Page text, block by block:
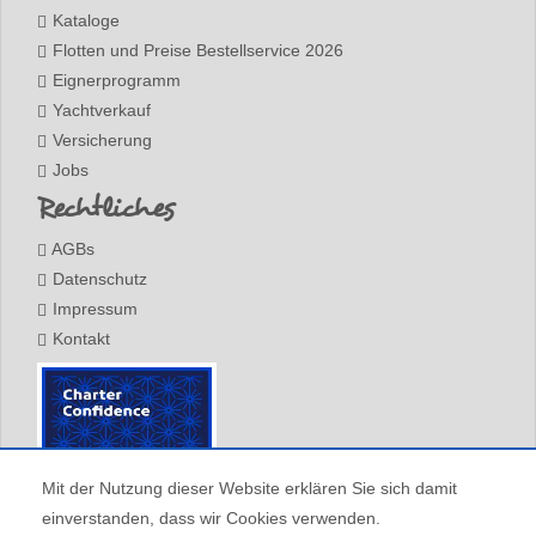
Kataloge
Flotten und Preise Bestellservice 2026
Eignerprogramm
Yachtverkauf
Versicherung
Jobs
Rechtliches
AGBs
Datenschutz
Impressum
Kontakt
Mit der Nutzung dieser Website erklären Sie sich damit
einverstanden, dass wir Cookies verwenden.